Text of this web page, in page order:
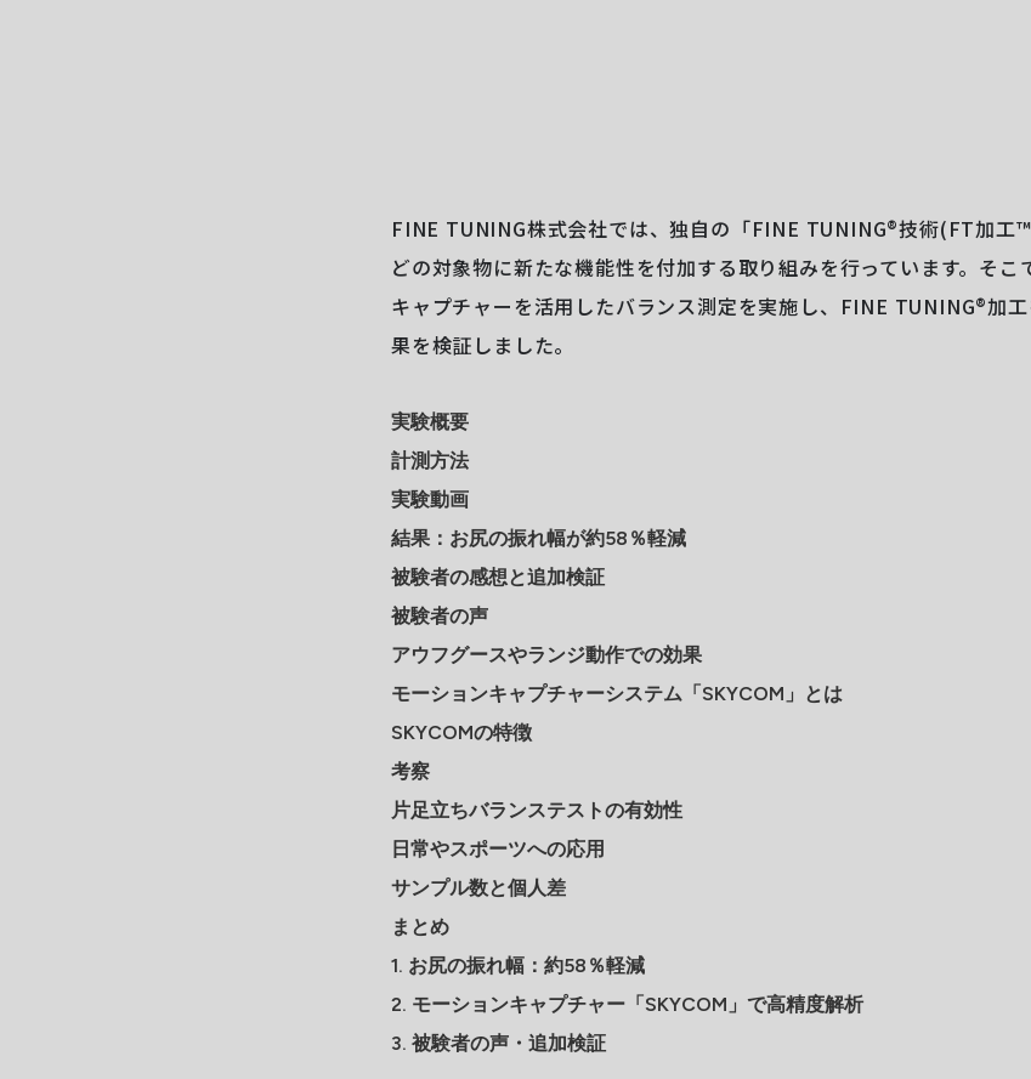
FINE TUNING株式会社では、独自の「FINE TUNING®技術(FT加工
どの対象物に新たな機能性を付加する取り組みを行っています。そこ
キャプチャーを活用したバランス測定を実施し、FINE TUNING®加
果を検証しました。
実験概要
計測方法
実験動画
結果：お尻の振れ幅が約58％軽減
被験者の感想と追加検証
被験者の声
アウフグースやランジ動作での効果
モーションキャプチャーシステム「SKYCOM」とは
SKYCOMの特徴
考察
片足立ちバランステストの有効性
日常やスポーツへの応用
サンプル数と個人差
まとめ
1. お尻の振れ幅：約58％軽減
2. モーションキャプチャー「SKYCOM」で高精度解析
3. 被験者の声・追加検証